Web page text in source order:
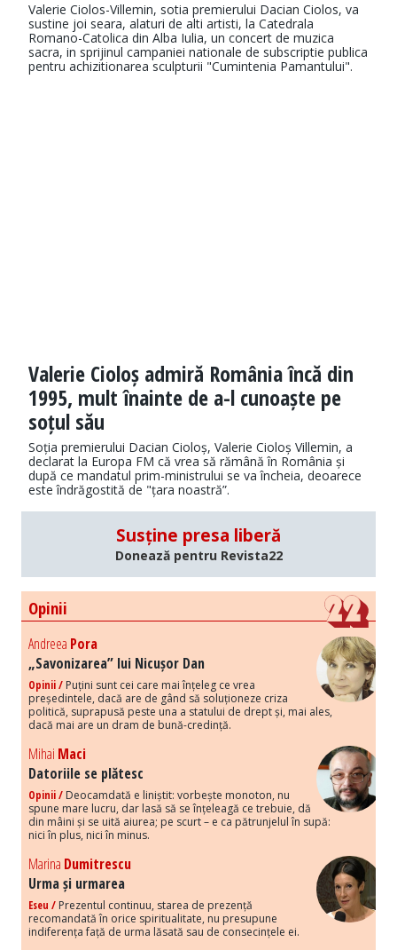
Valerie Ciolos-Villemin, sotia premierului Dacian Ciolos, va
sustine joi seara, alaturi de alti artisti, la Catedrala
Romano-Catolica din Alba Iulia, un concert de muzica
sacra, in sprijinul campaniei nationale de subscriptie publica
pentru achizitionarea sculpturii "Cumintenia Pamantului".
Valerie Cioloș admiră România încă din
1995, mult înainte de a-l cunoaște pe
soțul său
Soția premierului Dacian Cioloș, Valerie Cioloș Villemin, a
declarat la Europa FM că vrea să rămână în România și
după ce mandatul prim-ministrului se va încheia, deoarece
este îndrăgostită de "țara noastră”.
Susține presa liberă
Donează pentru Revista22
Opinii
Andreea Pora
„Savonizarea” lui Nicușor Dan
Opinii / Puțini sunt cei care mai înțeleg ce vrea
președintele, dacă are de gând să soluționeze criza
politică, suprapusă peste una a statului de drept și, mai ales,
dacă mai are un dram de bună-credință.
Mihai Maci
Datoriile se plătesc
Opinii / Deocamdată e liniștit: vorbește monoton, nu
spune mare lucru, dar lasă să se înțeleagă ce trebuie, dă
din mâini și se uită aiurea; pe scurt – e ca pătrunjelul în supă:
nici în plus, nici în minus.
Marina Dumitrescu
Urma și urmarea
Eseu / Prezentul continuu, starea de prezență
recomandată în orice spiritualitate, nu presupune
indiferența față de urma lăsată sau de consecințele ei.